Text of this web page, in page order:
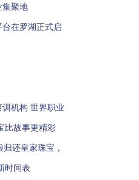
集聚地
在罗湖正式启
机构 世界职业
比故事更精彩
还皇家珠宝，
时间表